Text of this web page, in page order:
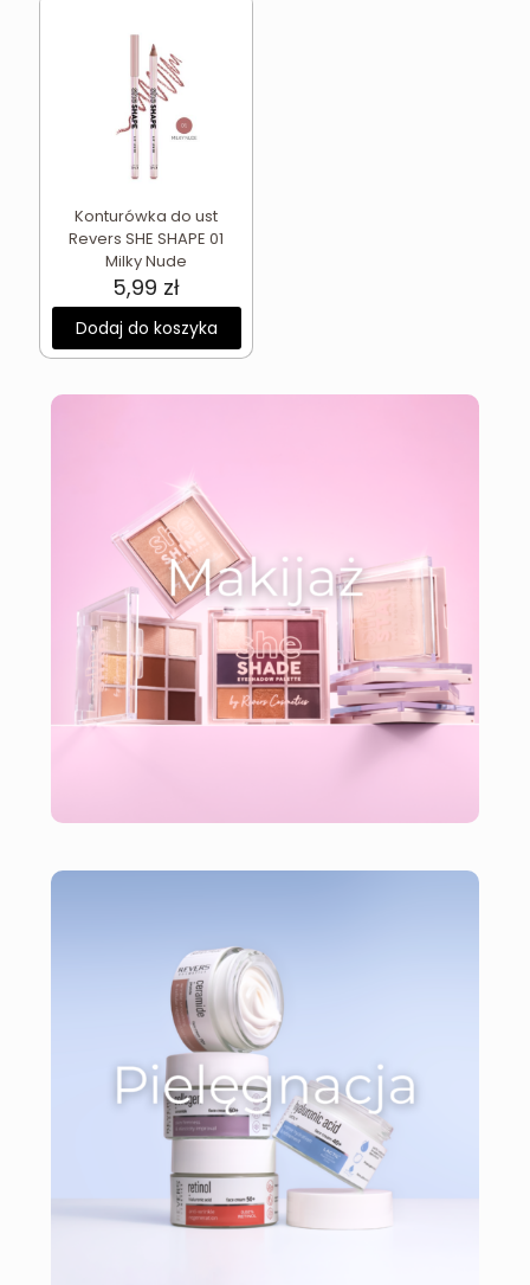
Konturówka do ust
Revers SHE SHAPE 01
Milky Nude
5,99 zł
Dodaj do koszyka